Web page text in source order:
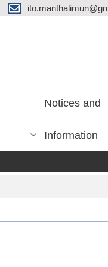
Notices and
Information